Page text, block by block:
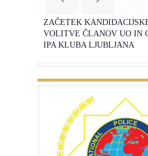
ZAČETEK
VOLITVE ČLANOV UO IN
IPA KLUBA LJUBLJANA